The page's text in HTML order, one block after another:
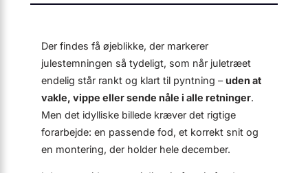
Der findes få øjeblikke, der markerer
julestemningen så tydeligt, som når juletræet
endelig står rankt og klart til pyntning –uden at
vakle, vippe eller sende nåle i alle retninger.
Men det idylliske billede kræver det rigtige
forarbejde: en passende fod, et korrekt snit og
en montering, der holder hele december.